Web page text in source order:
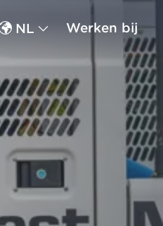
Werken bij
NL